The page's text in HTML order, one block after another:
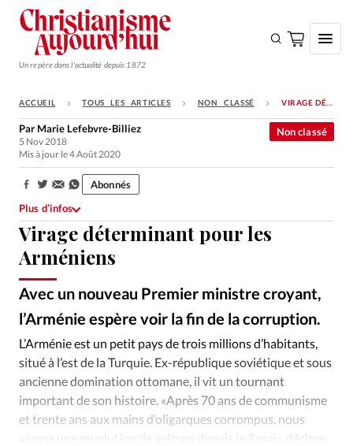
Un repère dans l'actualité depuis 1872
S'ABONNER
Monde
Opinions
Tous les articles
Faire un don
Emploi
Se connecter
Édition: Internationale
Devise:CHF
RUBRIQUES
Actualité chrétienne
ACCUEIL TOUS LES ARTICLES NON CLASSÉ VIRAGE DÉTERMINANT POUR LES ARMÉNIENS
Virage déterminant pour les
Arméniens
Avec un nouveau Premier ministre croyant,
l’Arménie espère voir la fin de la corruption.
Non classé
Par Marie Lefebvre-Billiez
5 Nov 2018
Mis à jour le 4 Août 2020
Partager:
Abonnés
Plus d’infos
©DR
L’Arménie est un petit pays de trois millions d’habitants,
situé à l’est de la Turquie. Ex-république soviétique et sous
ancienne domination ottomane, il vit un tournant
important de son histoire. «Après 70 ans de communisme
et trente ans aux mains d’oligarques corrompus, nous
vivons une révolution de velours depuis le 8 mai», déclare